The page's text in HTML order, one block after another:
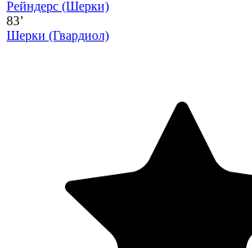
Рейндерс (Шерки)
83’
Шерки (Гвардиол)